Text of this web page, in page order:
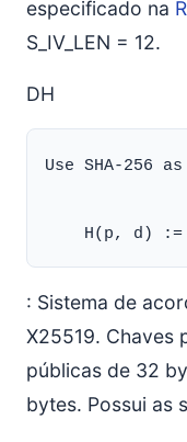
especificado na
S_IV_LEN = 12.
DH
Use SHA-256
: Sistema de
X25519. Chaves
públicas de 32
bytes. Possui as